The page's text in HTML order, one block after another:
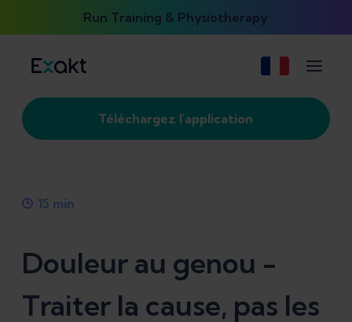
Run Training & Physiotherapy
Téléchargez l'application
15 min
Douleur au genou -
Traiter la cause, pas les